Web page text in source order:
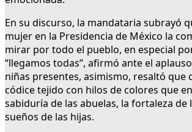
En su discurso, la mandataria subrayó
mujer en la Presidencia de México la
mirar por todo el pueblo, en especial
“llegamos todas”, afirmó ante el
niñas presentes, asimismo, resaltó que
códice tejido con hilos de colores que
sabiduría de las abuelas, la fortaleza de
sueños de las hijas.